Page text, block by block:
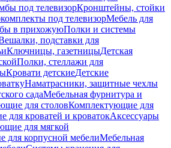
под телевизорКронштейны, стойки
под телевизорМебель для
в прихожуюПолки и системы
подставки для
Ключницы, газетницыДетская
Полки, стеллажи для
Кровати детскиеДетские
Наматрасники, защитные чехлы
садаМебельная фурнитура и
для столовКомплектующие для
для кроватей и кроватокАксессуары
для мягкой
для корпусной мебелиМебельная